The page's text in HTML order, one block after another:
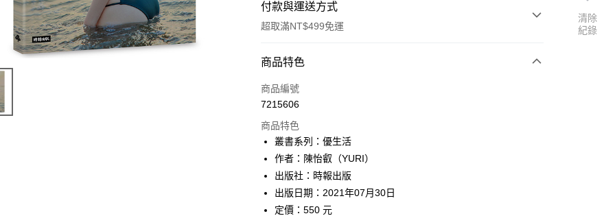
付款與運送方式
超取滿NT$499免運
付款方式
信用卡一次付款
運送方式
付款後全家取貨
每筆NT$60，滿NT$499(含以上)免運費
商品特色
商品編號
7215606
商品特色
叢書系列：優生活
作者：陳怡叡（YURI）
出版社：時報出版
出版日期：2021年07月30日
定價：550 元
清除
紀錄